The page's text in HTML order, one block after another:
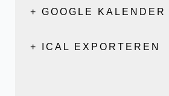
+ GOOGLE KALENDER
+ ICAL EXPORTEREN